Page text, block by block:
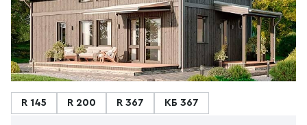
R 145 R 200 R 367 КБ 367